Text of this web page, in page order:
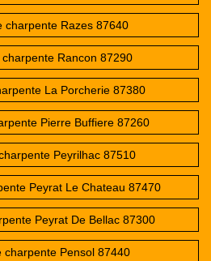
charpente Razes 87640
Rancon 87290
La Porcherie 87380
Pierre Buffiere 87260
Peyrilhac 87510
Peyrat Le Chateau 87470
Peyrat De Bellac 87300
charpente Pensol 87440